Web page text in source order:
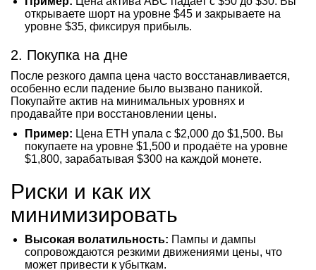
открываете шорт на уровне $45 и закрываете на
уровне $35, фиксируя прибыль.
2. Покупка на дне
После резкого дампа цена часто восстанавливается,
особенно если падение было вызвано паникой.
Покупайте актив на минимальных уровнях и
продавайте при восстановлении цены.
Пример: Цена ETH упала с $2,000 до $1,500. Вы
покупаете на уровне $1,500 и продаёте на уровне
$1,800, зарабатывая $300 на каждой монете.
Риски и как их
минимизировать
Высокая волатильность: Пампы и дампы
сопровождаются резкими движениями цены, что
может привести к убыткам.